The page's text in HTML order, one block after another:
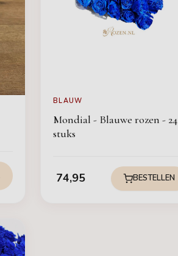
BLAUW
Mondial - Blauwe rozen - 24
stuks
74,95 BESTELLEN